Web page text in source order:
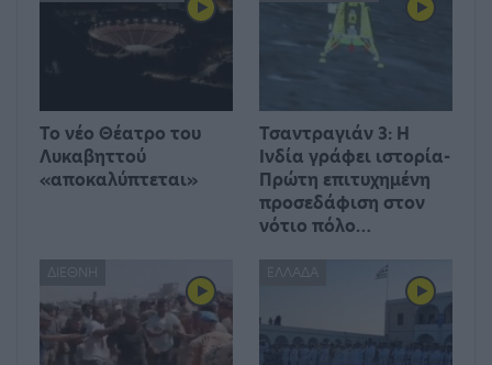
Το νέο Θέατρο του
Λυκαβηττού
«αποκαλύπτεται»
Τσαντραγιάν 3: Η
Ινδία γράφει ιστορία-
Πρώτη επιτυχημένη
προσεδάφιση στον
νότιο πόλο…
ΔΙΕΘΝΉ ΕΛΛΆΔΑ